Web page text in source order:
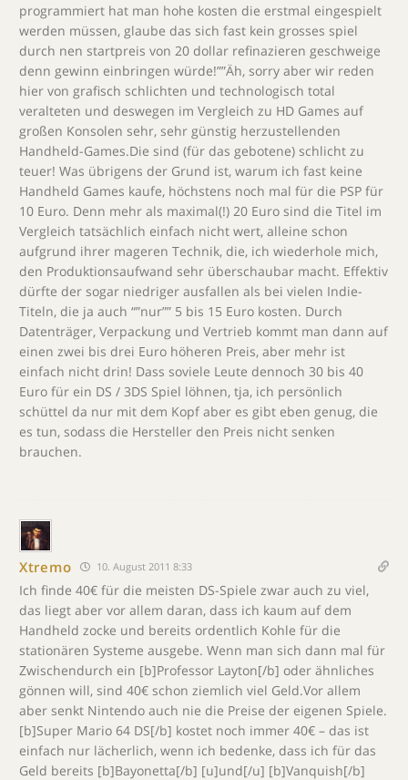
programmiert hat man hohe kosten die erstmal eingespielt
werden müssen, glaube das sich fast kein grosses spiel
durch nen startpreis von 20 dollar refinazieren geschweige
denn gewinn einbringen würde!””Äh, sorry aber wir reden
hier von grafisch schlichten und technologisch total
veralteten und deswegen im Vergleich zu HD Games auf
großen Konsolen sehr, sehr günstig herzustellenden
Handheld-Games.Die sind (für das gebotene) schlicht zu
teuer! Was übrigens der Grund ist, warum ich fast keine
Handheld Games kaufe, höchstens noch mal für die PSP für
10 Euro. Denn mehr als maximal(!) 20 Euro sind die Titel im
Vergleich tatsächlich einfach nicht wert, alleine schon
aufgrund ihrer mageren Technik, die, ich wiederhole mich,
den Produktionsaufwand sehr überschaubar macht. Effektiv
dürfte der sogar niedriger ausfallen als bei vielen Indie-
Titeln, die ja auch “”nur”” 5 bis 15 Euro kosten. Durch
Datenträger, Verpackung und Vertrieb kommt man dann auf
einen zwei bis drei Euro höheren Preis, aber mehr ist
einfach nicht drin! Dass soviele Leute dennoch 30 bis 40
Euro für ein DS / 3DS Spiel löhnen, tja, ich persönlich
schüttel da nur mit dem Kopf aber es gibt eben genug, die
es tun, sodass die Hersteller den Preis nicht senken
brauchen.
Xtremo 10. August 2011 8:33
Ich finde 40€ für die meisten DS-Spiele zwar auch zu viel,
das liegt aber vor allem daran, dass ich kaum auf dem
Handheld zocke und bereits ordentlich Kohle für die
stationären Systeme ausgebe. Wenn man sich dann mal für
Zwischendurch ein [b]Professor Layton[/b] oder ähnliches
gönnen will, sind 40€ schon ziemlich viel Geld.Vor allem
aber senkt Nintendo auch nie die Preise der eigenen Spiele.
[b]Super Mario 64 DS[/b] kostet noch immer 40€ – das ist
einfach nur lächerlich, wenn ich bedenke, dass ich für das
Geld bereits [b]Bayonetta[/b] [u]und[/u] [b]Vanquish[/b]